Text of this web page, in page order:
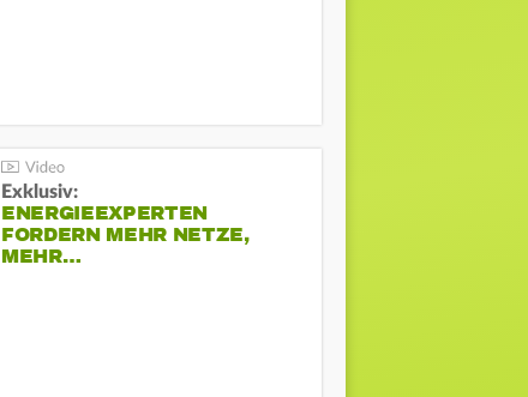
Exklusiv:
ENERGIEEXPERTEN
FORDERN MEHR NETZE,
MEHR…